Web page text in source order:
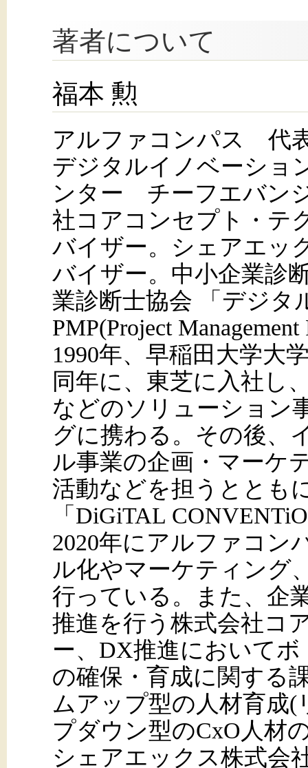
著者について
福本 勲
アルファコンパス 代
デジタルイノベーショ
ンター チーフエバン
社コアコンセプト・
バイザー。シェアエ
バイザー。中小企業診
業診断士協会 「デジタ
PMP(Project
1990年、早稲田大学大
同年に、東芝に入社し
などのソリューション
グに携わる。その後、
ル事業の企画・マーケ
活動などを担うととも
「DiGiTAL
2020年にアルファコン
ル化やマーケティング
行っている。また、企
推進を行う株式会社コ
ー、DX推進において
の確保・育成に関する
ムアップ型の人材育成
プダウン型のCxO人材
シェアエックス株式会